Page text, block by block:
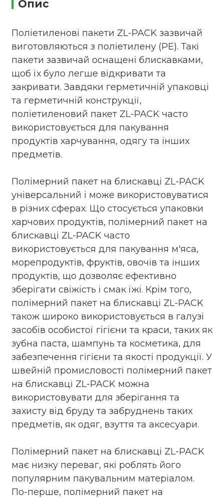
Опис
Поліетиленові пакети ZL-PACK зазвичай
виготовляються з поліетилену (PE). Такі
пакети зазвичай оснащені блискавками,
щоб їх було легше відкривати та
закривати. Завдяки герметичній упаковці
та герметичній конструкції,
поліетиленовий пакет ZL-PACK часто
використовується для пакування
продуктів харчування, одягу та інших
предметів.
Полімерний пакет на блискавці ZL-PACK
універсальний і може використовуватися
в різних сферах. Що стосується упаковки
харчових продуктів, полімерний пакет на
блискавці ZL-PACK часто
використовується для пакування м'яса,
морепродуктів, фруктів, овочів та інших
продуктів, що дозволяє ефективно
зберігати свіжість і смак їжі. Крім того,
полімерний пакет на блискавці ZL-PACK
також широко використовується в галузі
засобів особистої гігієни та краси, таких як
зубна паста, шампунь та косметика, для
забезпечення гігієни та якості продукції. У
швейній промисловості полімерний пакет
на блискавці ZL-PACK можна
використовувати для зберігання та
захисту від бруду та забруднень таких
предметів, як одяг, взуття та аксесуари.
Полімерний пакет на блискавці ZL-PACK
має низку переваг, які роблять його
популярним пакувальним матеріалом.
По-перше, полімерний пакет на